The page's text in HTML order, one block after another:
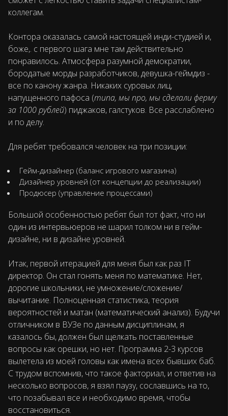
коллегам.
Контора оказалась самой настоящей инди-студией и,
боже,. с первого шага мне там действительно
понравилось. Атмосфера разумной демократии,
бородатые морды разработчиков, девушка-геймдиз -
все по канону жанра. Никаких суровых лиц,
напущенного пафоса (типа, мы про, мы сделали ферму
за 1000 рублей) пиджаков, галстуков. Все расслаблено
и по делу.
Для ребят требовался человек на три позиции:
Гейм-дизайнер (баланс игрового магазина)
Дизайнер уровней (от концепции до реализации)
Продюсер (управление процессами)
Большой особенностью ребят был тот факт, что ни
один из интервьюеров не шарил толком ни в гейм-
дизайне, ни в дизайне уровней.
Итак, первой итерацией для меня был как раз IT
директор. Он стал гонять меня по математике. Нет,
дорогие школьники, не умножение/сложение/
вычитание. Полноценная статистика, теория
вероятностей и матан (математический анализ). Будучи
отличником в ВУЗе по данным дисциплинам, я
казалось бы, должен был щелкать поставленные
вопросы как орешки, но нет. Программа 2-3 курсов
вылетела из моей головы как имена всех бывших баб.
С трудом вспомнив, что такое факториал, и ответив на
несколько вопросов, я взял паузу, сославшись на то,
что позабывал все и необходимо время, чтобы
восстановиться.